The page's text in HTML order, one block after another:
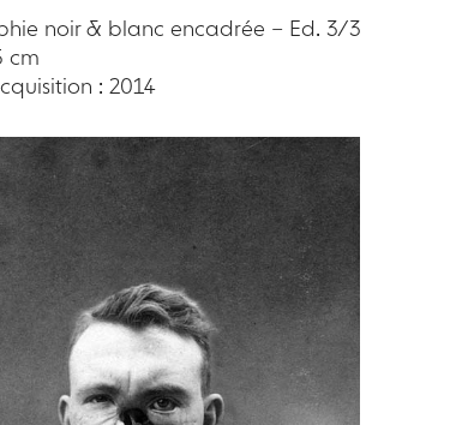
noir & blanc encadrée – Ed. 3/3
cm
: 2014